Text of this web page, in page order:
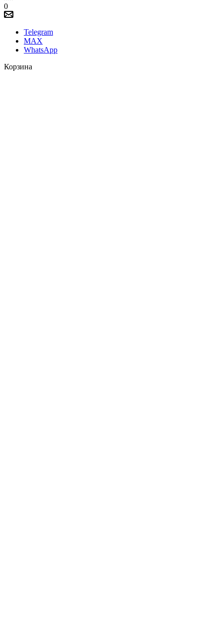
0
Telegram
MAX
WhatsApp
Корзина